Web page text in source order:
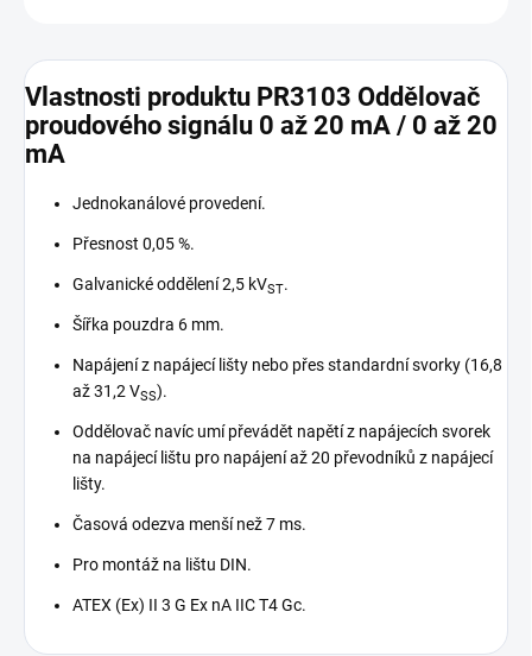
Vlastnosti produktu PR3103 Oddělovač
proudového signálu 0 až 20 mA / 0 až 20
mA
Jednokanálové provedení.
Přesnost 0,05 %.
Galvanické oddělení 2,5 kVST.
Šířka pouzdra 6 mm.
Napájení z napájecí lišty nebo přes standardní svorky (16,8
až 31,2 VSS).
Oddělovač navíc umí převádět napětí z napájecích svorek
na napájecí lištu pro napájení až 20 převodníků z napájecí
lišty.
Časová odezva menší než 7 ms.
Pro montáž na lištu DIN.
ATEX (Ex) II 3 G Ex nA IIC T4 Gc.